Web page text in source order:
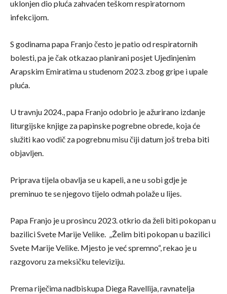
uklonjen dio pluća zahvaćen teškom respiratornom
infekcijom.
S godinama papa Franjo često je patio od respiratornih
bolesti, pa je čak otkazao planirani posjet Ujedinjenim
Arapskim Emiratima u studenom 2023. zbog gripe i upale
pluća.
U travnju 2024., papa Franjo odobrio je ažurirano izdanje
liturgijske knjige za papinske pogrebne obrede, koja će
služiti kao vodič za pogrebnu misu čiji datum još treba biti
objavljen.
Priprava tijela obavlja se u kapeli, a ne u sobi gdje je
preminuo te se njegovo tijelo odmah polaže u lijes.
Papa Franjo je u prosincu 2023. otkrio da želi biti pokopan u
bazilici Svete Marije Velike. „Želim biti pokopan u bazilici
Svete Marije Velike. Mjesto je već spremno“, rekao je u
razgovoru za meksičku televiziju.
Prema riječima nadbiskupa Diega Ravellija, ravnatelja